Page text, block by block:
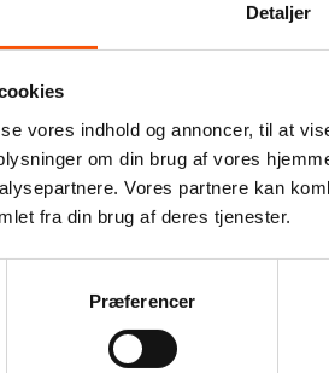
Detaljer
vores indhold og annoncer, til at
om din brug af vores
Vores partnere kan
fra din brug af deres tjenester.
Præferencer